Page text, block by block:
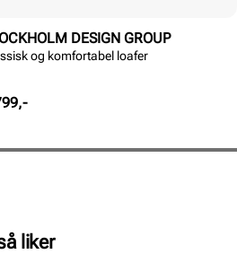
DESIGN GROUP
og komfortabel loafer
liker